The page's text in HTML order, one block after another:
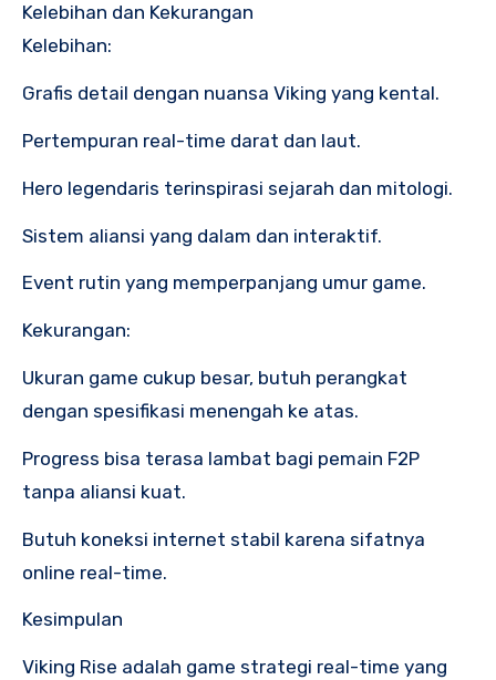
Kelebihan dan Kekurangan
Kelebihan:
Grafis detail dengan nuansa Viking yang kental.
Pertempuran real-time darat dan laut.
Hero legendaris terinspirasi sejarah dan mitologi.
Sistem aliansi yang dalam dan interaktif.
Event rutin yang memperpanjang umur game.
Kekurangan:
Ukuran game cukup besar, butuh perangkat
dengan spesifikasi menengah ke atas.
Progress bisa terasa lambat bagi pemain F2P
tanpa aliansi kuat.
Butuh koneksi internet stabil karena sifatnya
online real-time.
Kesimpulan
Viking Rise adalah game strategi real-time yang